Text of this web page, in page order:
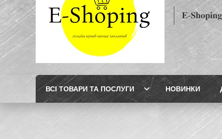
𝐄-𝐒𝐡𝐨𝐩𝐢𝐧𝐠
ВСІ ТОВАРИ ТА ПОСЛУГИ НОВИНКИ